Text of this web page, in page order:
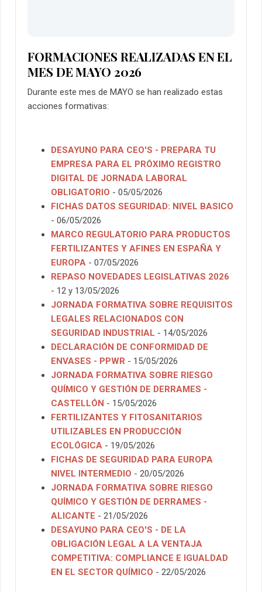
FORMACIONES REALIZADAS EN EL
MES DE MAYO 2026
Durante este mes de MAYO se han realizado estas
acciones formativas:
DESAYUNO PARA CEO'S - PREPARA TU
EMPRESA PARA EL PRÓXIMO REGISTRO
DIGITAL DE JORNADA LABORAL
OBLIGATORIO - 05/05/2026
FICHAS DATOS SEGURIDAD: NIVEL BASICO
- 06/05/2026
MARCO REGULATORIO PARA PRODUCTOS
FERTILIZANTES Y AFINES EN ESPAÑA Y
EUROPA - 07/05/2026
REPASO NOVEDADES LEGISLATIVAS 2026
- 12 y 13/05/2026
JORNADA FORMATIVA SOBRE REQUISITOS
LEGALES RELACIONADOS CON
SEGURIDAD INDUSTRIAL - 14/05/2026
DECLARACIÓN DE CONFORMIDAD DE
ENVASES - PPWR - 15/05/2026
JORNADA FORMATIVA SOBRE RIESGO
QUÍMICO Y GESTIÓN DE DERRAMES -
CASTELLÓN - 15/05/2026
FERTILIZANTES Y FITOSANITARIOS
UTILIZABLES EN PRODUCCIÓN
ECOLÓGICA - 19/05/2026
FICHAS DE SEGURIDAD PARA EUROPA
NIVEL INTERMEDIO - 20/05/2026
JORNADA FORMATIVA SOBRE RIESGO
QUÍMICO Y GESTIÓN DE DERRAMES -
ALICANTE - 21/05/2026
DESAYUNO PARA CEO'S - DE LA
OBLIGACIÓN LEGAL A LA VENTAJA
COMPETITIVA: COMPLIANCE E IGUALDAD
EN EL SECTOR QUÍMICO - 22/05/2026